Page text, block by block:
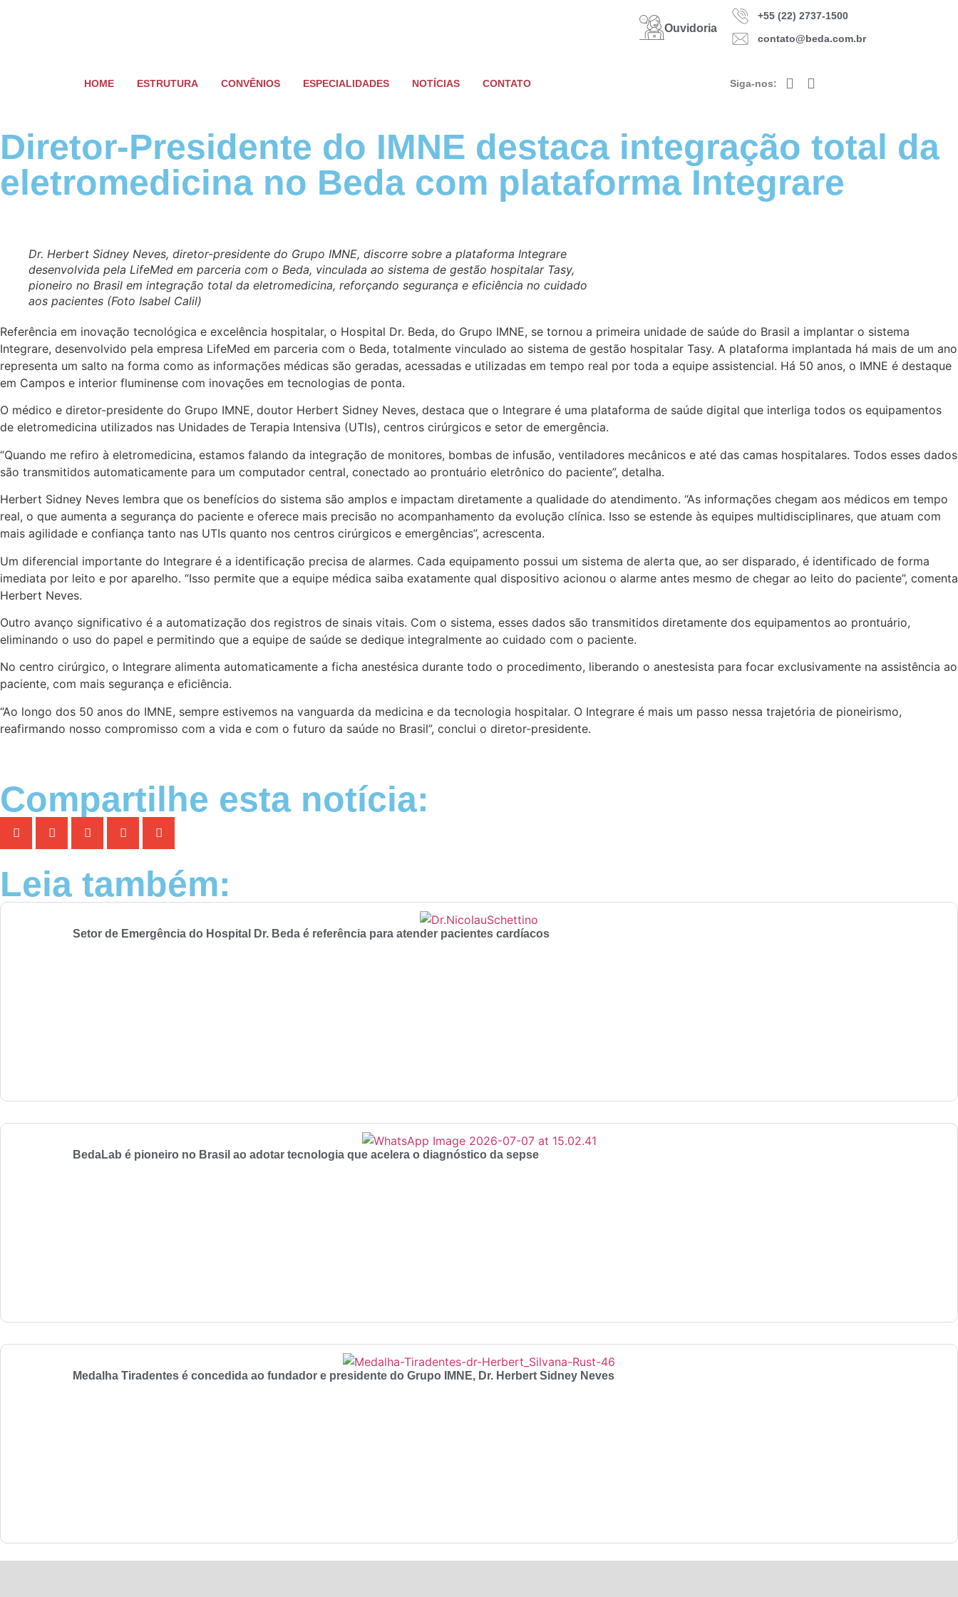
Ouvidoria
+55 (22) 2737-1500
contato@beda.com.br
HOME ESTRUTURA CONVÊNIOS ESPECIALIDADES NOTÍCIAS CONTATO Siga-nos:
Diretor-Presidente do IMNE destaca integração total da
eletromedicina no Beda com plataforma Integrare
Dr. Herbert Sidney Neves, diretor-presidente do Grupo IMNE, discorre sobre a plataforma Integrare
desenvolvida pela LifeMed em parceria com o Beda, vinculada ao sistema de gestão hospitalar Tasy,
pioneiro no Brasil em integração total da eletromedicina, reforçando segurança e eficiência no cuidado
aos pacientes (Foto Isabel Calil)
Referência em inovação tecnológica e excelência hospitalar, o Hospital Dr. Beda, do Grupo IMNE, se tornou a primeira unidade de saúde do Brasil a implantar o sistema
Integrare, desenvolvido pela empresa LifeMed em parceria com o Beda, totalmente vinculado ao sistema de gestão hospitalar Tasy. A plataforma implantada há mais de um ano
representa um salto na forma como as informações médicas são geradas, acessadas e utilizadas em tempo real por toda a equipe assistencial. Há 50 anos, o IMNE é destaque
em Campos e interior fluminense com inovações em tecnologias de ponta.
O médico e diretor-presidente do Grupo IMNE, doutor Herbert Sidney Neves, destaca que o Integrare é uma plataforma de saúde digital que interliga todos os equipamentos
de eletromedicina utilizados nas Unidades de Terapia Intensiva (UTIs), centros cirúrgicos e setor de emergência.
“Quando me refiro à eletromedicina, estamos falando da integração de monitores, bombas de infusão, ventiladores mecânicos e até das camas hospitalares. Todos esses dados
são transmitidos automaticamente para um computador central, conectado ao prontuário eletrônico do paciente”, detalha.
Herbert Sidney Neves lembra que os benefícios do sistema são amplos e impactam diretamente a qualidade do atendimento. “As informações chegam aos médicos em tempo
real, o que aumenta a segurança do paciente e oferece mais precisão no acompanhamento da evolução clínica. Isso se estende às equipes multidisciplinares, que atuam com
mais agilidade e confiança tanto nas UTIs quanto nos centros cirúrgicos e emergências”, acrescenta.
Um diferencial importante do Integrare é a identificação precisa de alarmes. Cada equipamento possui um sistema de alerta que, ao ser disparado, é identificado de forma
imediata por leito e por aparelho. “Isso permite que a equipe médica saiba exatamente qual dispositivo acionou o alarme antes mesmo de chegar ao leito do paciente”, comenta
Herbert Neves.
Outro avanço significativo é a automatização dos registros de sinais vitais. Com o sistema, esses dados são transmitidos diretamente dos equipamentos ao prontuário,
eliminando o uso do papel e permitindo que a equipe de saúde se dedique integralmente ao cuidado com o paciente.
No centro cirúrgico, o Integrare alimenta automaticamente a ficha anestésica durante todo o procedimento, liberando o anestesista para focar exclusivamente na assistência ao
paciente, com mais segurança e eficiência.
“Ao longo dos 50 anos do IMNE, sempre estivemos na vanguarda da medicina e da tecnologia hospitalar. O Integrare é mais um passo nessa trajetória de pioneirismo,
reafirmando nosso compromisso com a vida e com o futuro da saúde no Brasil”, conclui o diretor-presidente.
Compartilhe esta notícia:
Leia também:
Setor de Emergência do Hospital Dr. Beda é referência para atender pacientes cardíacos
BedaLab é pioneiro no Brasil ao adotar tecnologia que acelera o diagnóstico da sepse
Medalha Tiradentes é concedida ao fundador e presidente do Grupo IMNE, Dr. Herbert Sidney Neves